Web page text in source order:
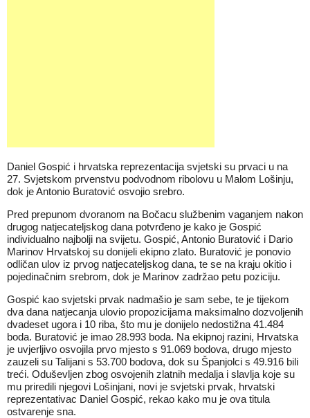
Daniel Gospić i hrvatska reprezentacija svjetski su prvaci u na
27. Svjetskom prvenstvu podvodnom ribolovu u Malom Lošinju,
dok je Antonio Buratović osvojio srebro.
Pred prepunom dvoranom na Bočacu službenim vaganjem nakon
drugog natjecateljskog dana potvrđeno je kako je Gospić
individualno najbolji na svijetu. Gospić, Antonio Buratović i Dario
Marinov Hrvatskoj su donijeli ekipno zlato. Buratović je ponovio
odličan ulov iz prvog natjecateljskog dana, te se na kraju okitio i
pojedinačnim srebrom, dok je Marinov zadržao petu poziciju.
Gospić kao svjetski prvak nadmašio je sam sebe, te je tijekom
dva dana natjecanja ulovio propozicijama maksimalno dozvoljenih
dvadeset ugora i 10 riba, što mu je donijelo nedostižna 41.484
boda. Buratović je imao 28.993 boda. Na ekipnoj razini, Hrvatska
je uvjerljivo osvojila prvo mjesto s 91.069 bodova, drugo mjesto
zauzeli su Talijani s 53.700 bodova, dok su Španjolci s 49.916 bili
treći. Oduševljen zbog osvojenih zlatnih medalja i slavlja koje su
mu priredili njegovi Lošinjani, novi je svjetski prvak, hrvatski
reprezentativac Daniel Gospić, rekao kako mu je ova titula
ostvarenje sna.